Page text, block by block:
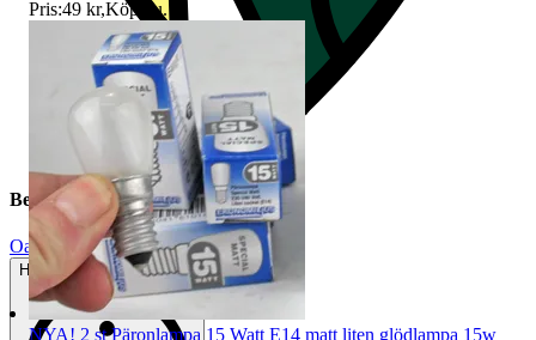
Beskrivning
Oanvänt
Helt ny och aldrig använd
Pris:49 kr,Köp nu.
NYA! 2 st Päronlampa 15 Watt E14 matt liten glödlampa 15w